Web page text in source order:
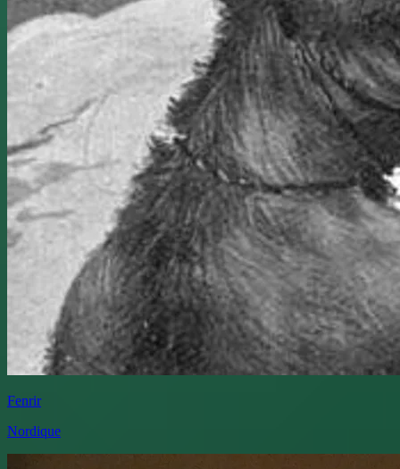
Fenrir
Nordique